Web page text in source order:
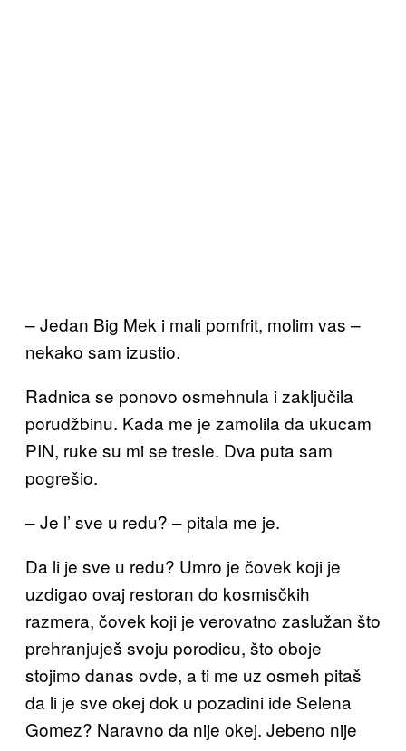
– Jedan Big Mek i mali pomfrit, molim vas –
nekako sam izustio.
Radnica se ponovo osmehnula i zaključila
porudžbinu. Kada me je zamolila da ukucam
PIN, ruke su mi se tresle. Dva puta sam
pogrešio.
– Je l’ sve u redu? – pitala me je.
Da li je sve u redu? Umro je čovek koji je
uzdigao ovaj restoran do kosmisčkih
razmera, čovek koji je verovatno zaslužan što
prehranjuješ svoju porodicu, što oboje
stojimo danas ovde, a ti me uz osmeh pitaš
da li je sve okej dok u pozadini ide Selena
Gomez? Naravno da nije okej. Jebeno nije